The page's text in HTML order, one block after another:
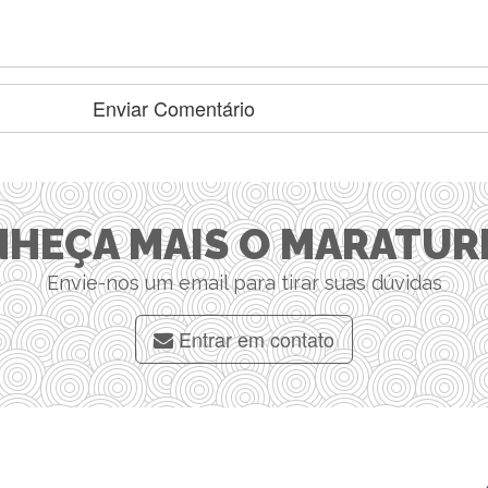
MAIS O
Envie-nos um email para tirar suas dúvidas
Entrar em contato